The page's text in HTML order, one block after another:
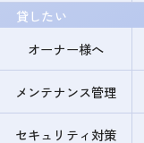
貸したい
オーナー様へ
メンテナンス管理
セキュリティ対策